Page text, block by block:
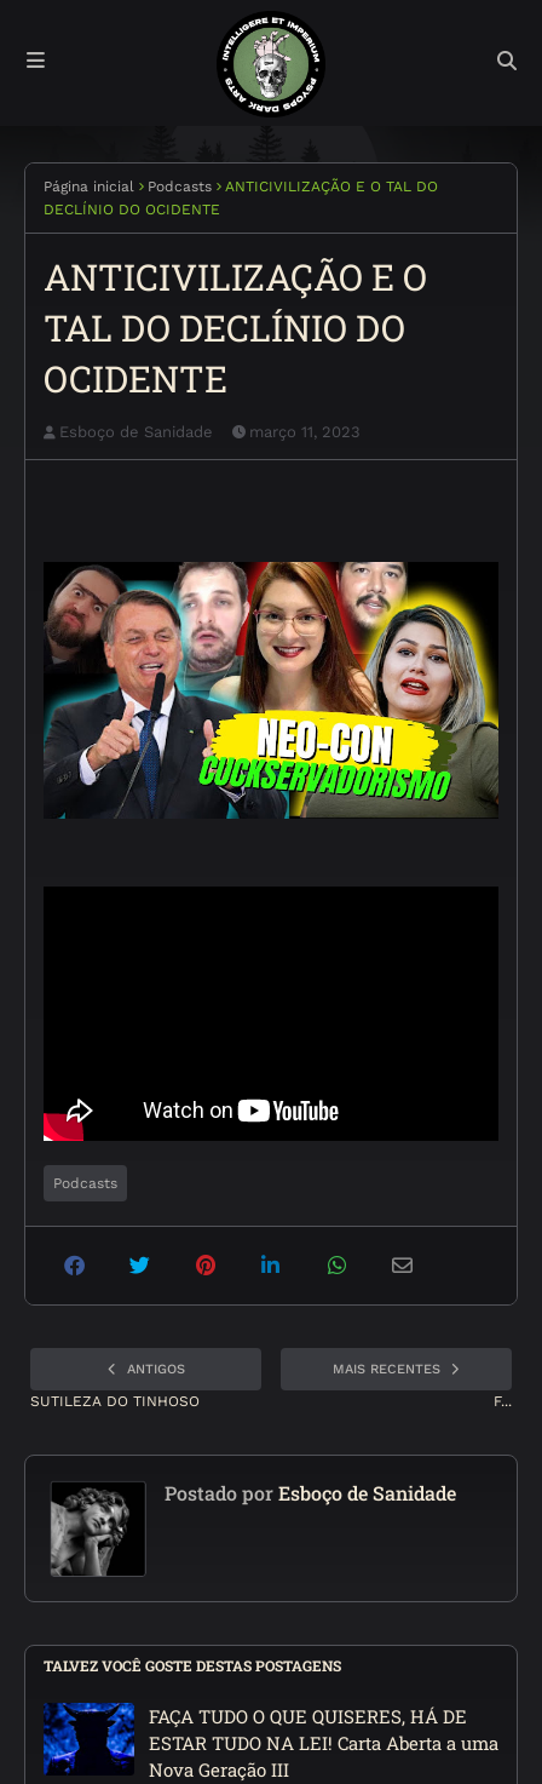
Página inicial Podcasts
ANTICIVILIZAÇÃO E O TAL DO
DECLÍNIO DO OCIDENTE
ANTICIVILIZAÇÃO E O
TAL DO DECLÍNIO DO
OCIDENTE
Esboço de Sanidade março 11, 2023
Podcasts
MAIS RECENTES
F...
ANTIGOS
SUTILEZA DO TINHOSO
Postado porEsboço de Sanidade
TALVEZ VOCÊ GOSTE DESTAS POSTAGENS
FAÇA TUDO O QUE QUISERES, HÁ DE
ESTAR TUDO NA LEI! Carta Aberta a uma
Nova Geração III